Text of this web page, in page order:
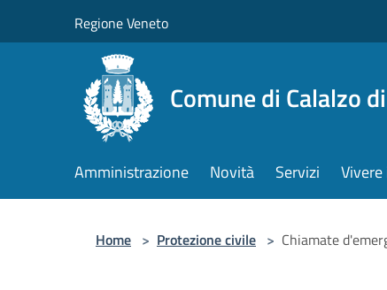
Regione Veneto
Comune di Calalzo
Amministrazione Novità Servizi
Home > Protezione civile > Chiamate